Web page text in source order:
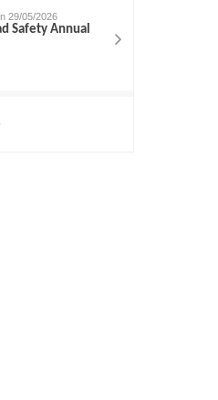
29/05/2026
Safety Annual